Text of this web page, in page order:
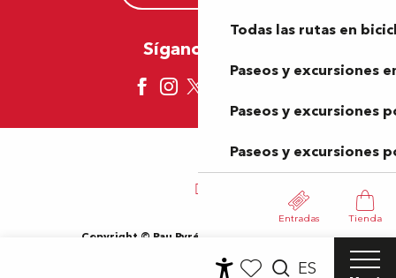
Todas las rutas en
Paseos y excursiones
Paseos y excursiones
Paseos y excursiones
Entradas Tienda
ES
Síganos aquí
Copyright © Pau Pyrénées Tourisme 2024
Condiciones de uso
Cookies